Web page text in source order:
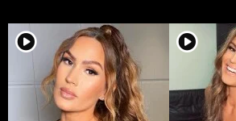
player2 player2